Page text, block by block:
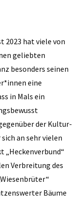
2023 hat viele von
geliebten
besonders seinen
eine
in Mals ein
der Kultur-
an sehr vielen
„Heckenverbund“
Verbreitung des
Bäume